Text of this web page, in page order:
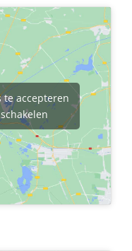
te accepteren